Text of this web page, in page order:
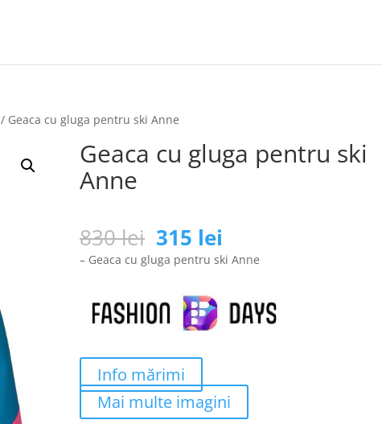
/ Geaca cu gluga pentru ski Anne
Geaca cu gluga pentru ski
Anne
830lei Prețul
inițial
a
fost:
830 lei.
315 lei
curent
este:
– Geaca cu gluga pentru ski Anne
Info mărimi
Mai multe imagini